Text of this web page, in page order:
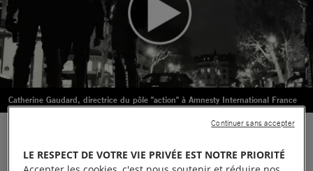
Catherine Gaudard, directrice du pôle "action" à Amnesty International France
S'INFORMER
LE RESPECT DE VOTRE VIE PRIVÉE EST NOTRE PRIORITÉ
Continuer sans accepter